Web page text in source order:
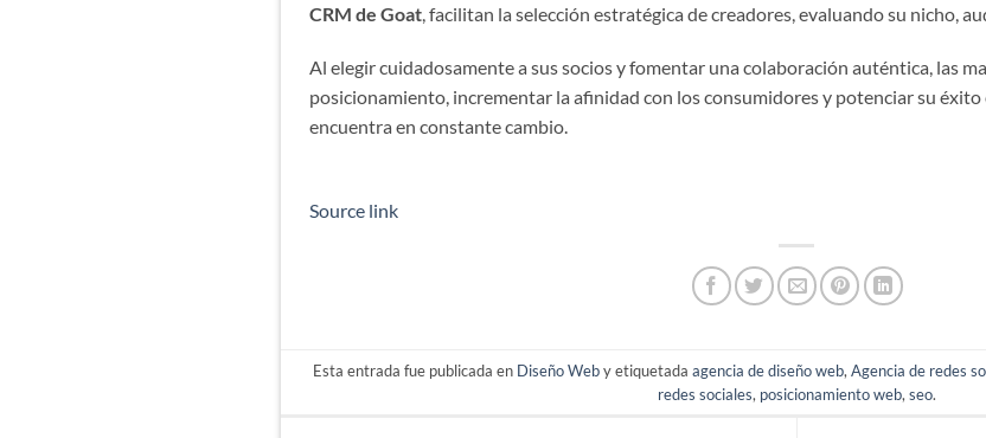
CRM de Goat , facilitan la selección estratégica de creadores, evaluando su nicho,
Al elegir cuidadosamente a sus socios y fomentar una colaboración auténtica, las
posicionamiento, incrementar la afinidad con los consumidores y potenciar su éxito
encuentra en constante cambio.
Source link
Esta entrada fue publicada en Diseño Weby etiquetada agencia de diseño web, Agencia de redes
redes sociales, posicionamiento web, seo.